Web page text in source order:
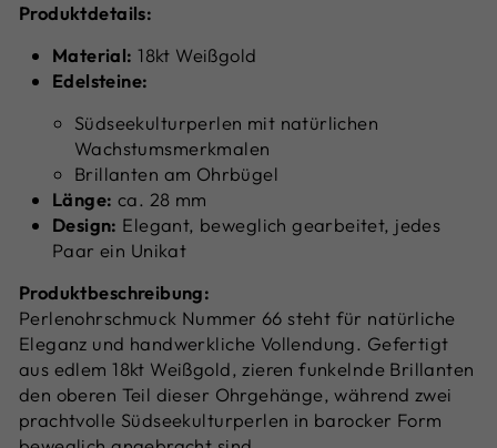
Produktdetails:
Material: 18kt Weißgold
Edelsteine:
Südseekulturperlen mit natürlichen
Wachstumsmerkmalen
Brillanten am Ohrbügel
Länge: ca. 28 mm
Design: Elegant, beweglich gearbeitet, jedes
Paar ein Unikat
Produktbeschreibung:
Perlenohrschmuck Nummer 66 steht für natürliche
Eleganz und handwerkliche Vollendung. Gefertigt
aus edlem 18kt Weißgold, zieren funkelnde Brillanten
den oberen Teil dieser Ohrgehänge, während zwei
prachtvolle Südseekulturperlen in barocker Form